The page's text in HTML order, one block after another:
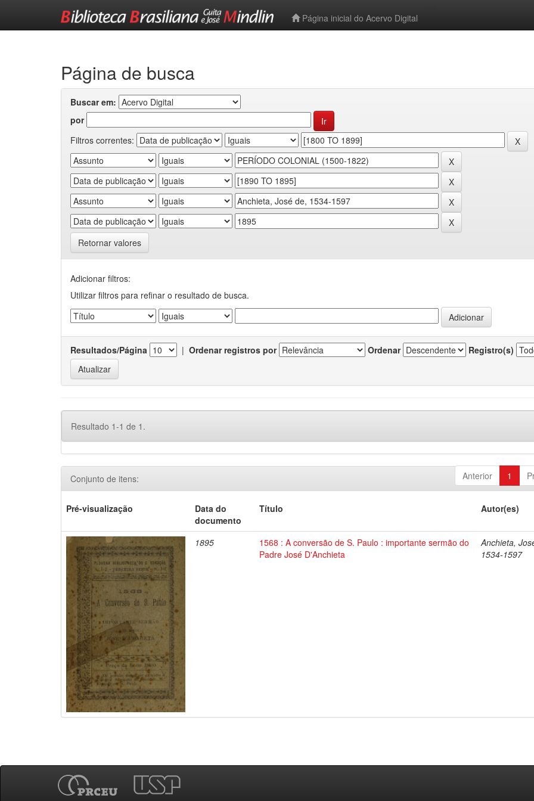
Página inicial do Acervo Digital
Página de busca
Buscar em:
por
Filtros correntes:
Retornar valores
Adicionar filtros:
Utilizar filtros para refinar o resultado de busca.
Resultados/Página | Ordenar registros por Ordenar Registro(s)
Resultado 1-1 de 1.
Anterior 1
Conjunto de itens:
Pré-visualização
Data do
documento
Título Autor(es)
1895
1568 : A conversão de S. Paulo : importante sermão do
Padre José D'Anchieta
Anchieta,
1534-1597